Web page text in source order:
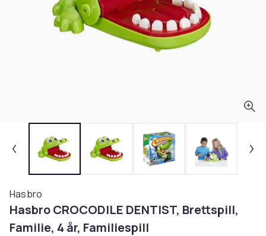
Hasbro
Hasbro CROCODILE DENTIST, Brettspill,
Familie, 4 år, Familiespill